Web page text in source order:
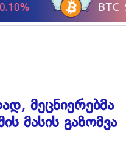
მეცნიერებმა
მასის გაზომვა